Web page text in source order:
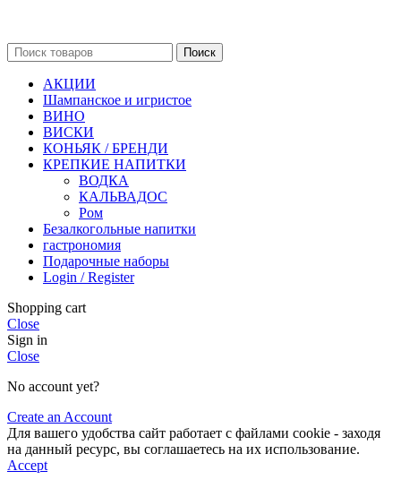
Поиск
АКЦИИ
Шампанское и игристое
ВИНО
ВИСКИ
КОНЬЯК / БРЕНДИ
КРЕПКИЕ НАПИТКИ
ВОДКА
КАЛЬВАДОС
Ром
Безалкогольные напитки
гастрономия
Подарочные наборы
Login / Register
Shopping cart
Close
Sign in
Close
No account yet?
Create an Account
Для вашего удобства сайт работает с файлами cookie - заходя
на данный ресурс, вы соглашаетесь на их использование.
Accept